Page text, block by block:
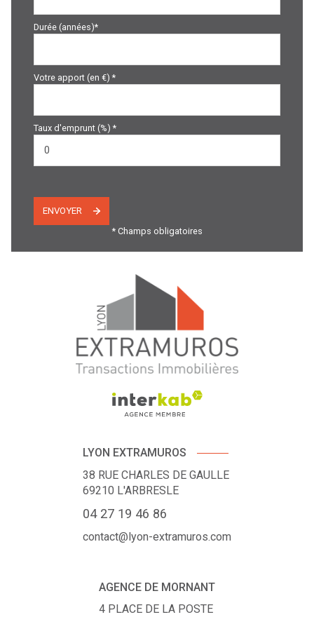
Durée (années)*
Votre apport (en €) *
Taux d'emprunt (%) *
ENVOYER
* Champs obligatoires
LYON EXTRAMUROS
38 RUE CHARLES DE GAULLE
69210 L'ARBRESLE
04 27 19 46 86
contact@lyon-extramuros.com
AGENCE DE MORNANT
4 PLACE DE LA POSTE